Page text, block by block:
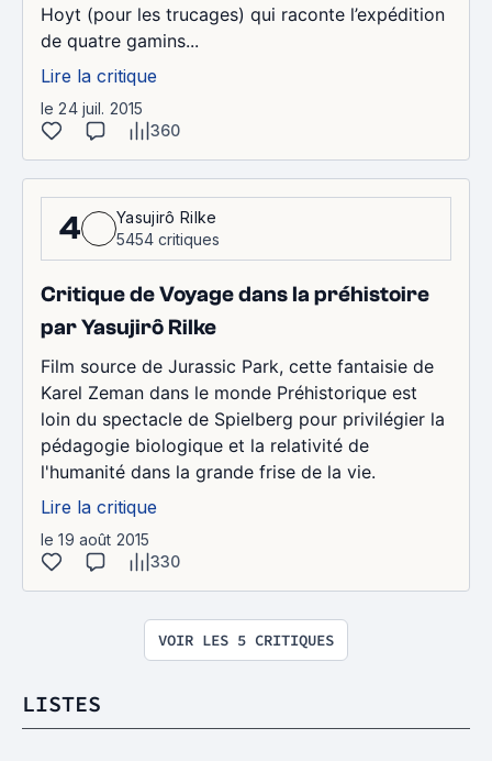
Hoyt (pour les trucages) qui raconte l’expédition
de quatre gamins...
Lire la critique
le 24 juil. 2015
360
4
Yasujirô Rilke
5454 critiques
Critique de Voyage dans la préhistoire
par Yasujirô Rilke
Film source de Jurassic Park, cette fantaisie de
Karel Zeman dans le monde Préhistorique est
loin du spectacle de Spielberg pour privilégier la
pédagogie biologique et la relativité de
l'humanité dans la grande frise de la vie.
Lire la critique
le 19 août 2015
330
VOIR LES 5 CRITIQUES
LISTES